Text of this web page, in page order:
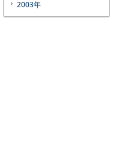
2003年